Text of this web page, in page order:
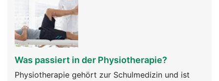
Was passiert in der Physiotherapie?
Physiotherapie gehört zur Schulmedizin und ist